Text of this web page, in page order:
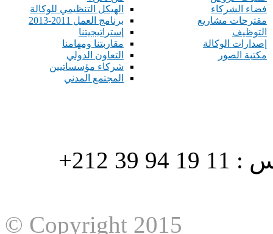
الهيكل التنظيمي للوكالة
برنامج العمل 2011-2013
إستراتيجيتنا
مقاربتنا ومهامنا
التعاون الدولي
شركاء مؤسساتيين
المجتمع المدني
فضاء الشركاء
مقترحات مشاريع
التوظيف
إصدارات الوكالة
مكتبة الصور
هاتف : 90/88 32 94 39 212+ فاكس : 11 19 94 39 212+
© Copyright 2015